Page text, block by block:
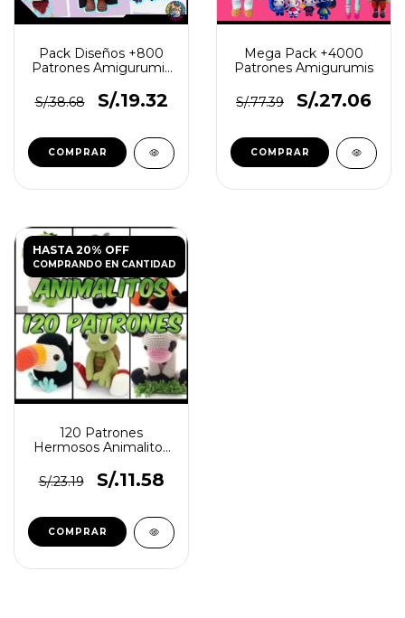
Pack Diseños +800
Patrones Amigurumis
S/.38.68
S/.19.32
Mega Pack +4000
Patrones Amigurumis
S/.77.39 S/.27.06
HASTA 20% OFF
COMPRANDO EN CANTIDAD
120 Patrones
Hermosos Animalitos
Crochet
S/.23.19 S/.11.58